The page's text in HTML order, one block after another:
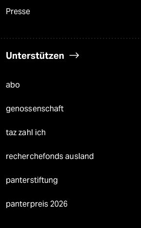
Presse
Unterstützen
abo
genossenschaft
taz zahl ich
recherchefonds ausland
panterstiftung
panterpreis 2026